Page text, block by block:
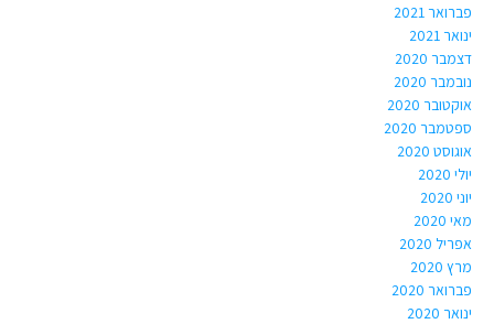
פברואר 2021
ינואר 2021
דצמבר 2020
נובמבר 2020
אוקטובר 2020
ספטמבר 2020
אוגוסט 2020
יולי 2020
יוני 2020
מאי 2020
אפריל 2020
מרץ 2020
פברואר 2020
ינואר 2020